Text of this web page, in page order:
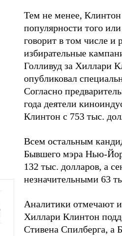
Тем не менее,
популярности того
говорит в том числе и
избирательные
Голливуд за Хиллари
опубликовал
Согласно
года деятели
Клинтон с 753 тыс.
Всем остальным
Бывшего мэра Нью-
132 тыс. долларов, а
незначительными 63
Аналитики отмечают и
Хиллари Клинтон
Стивена Спилберга, а